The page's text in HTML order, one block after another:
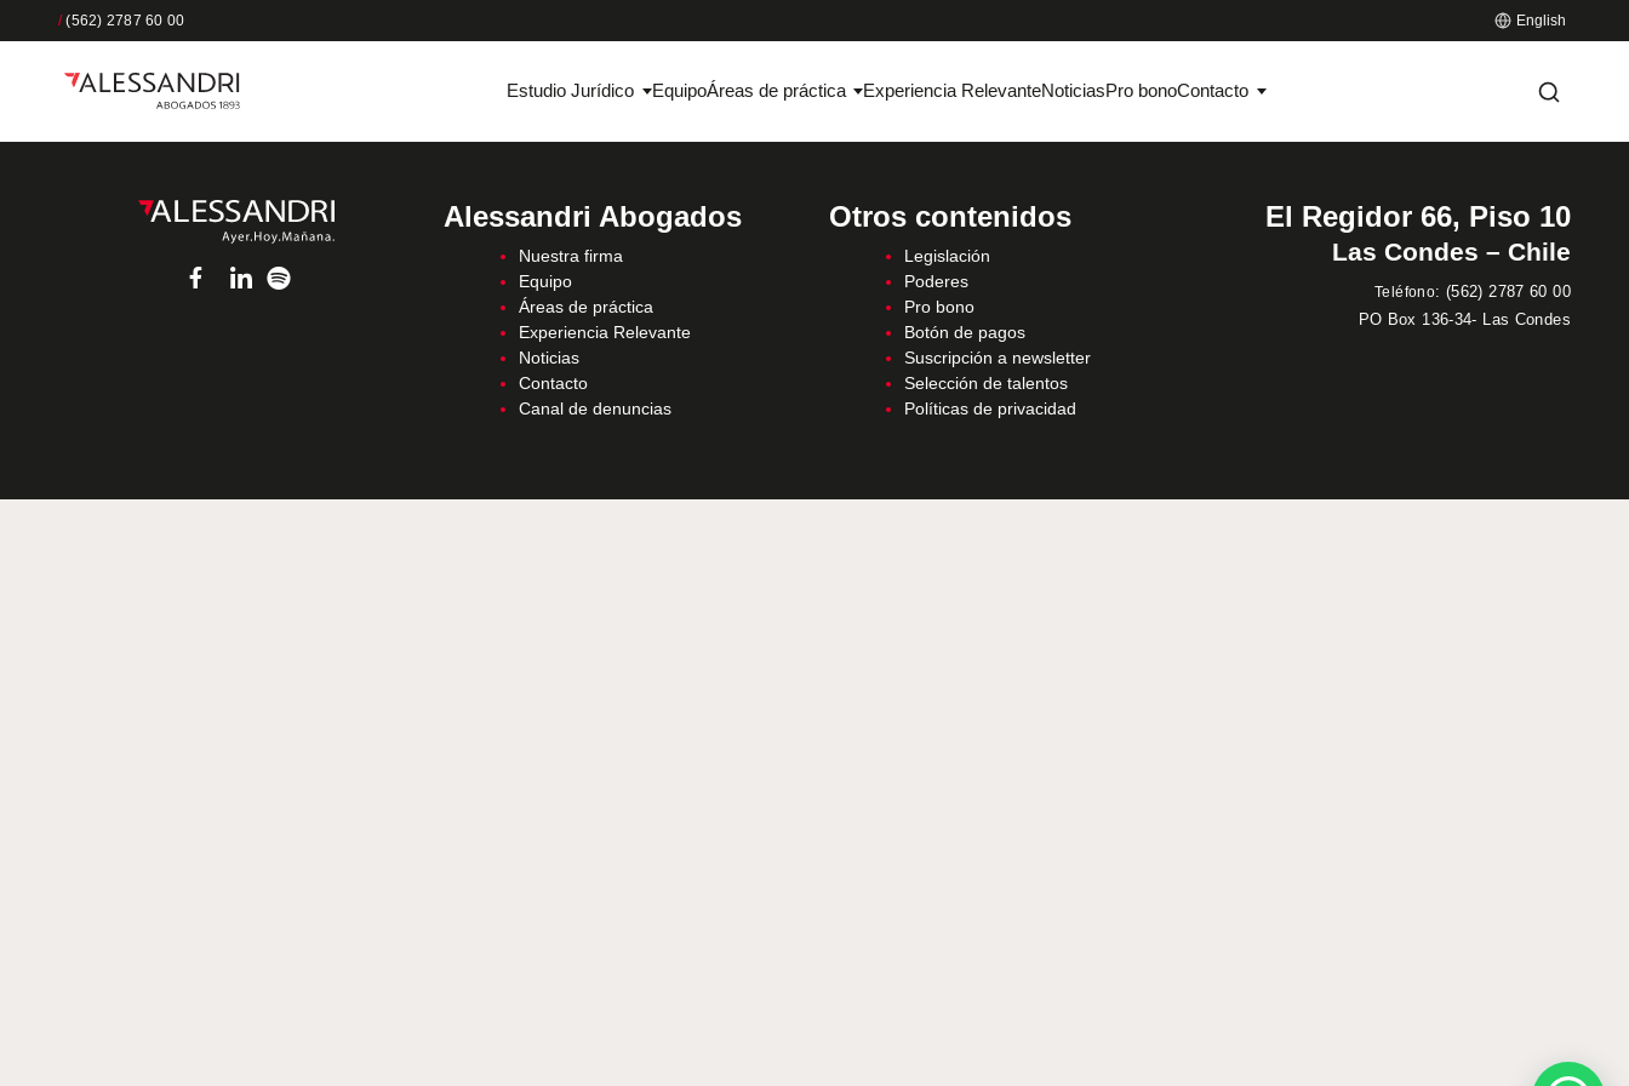
/(562) 2787 60 00 English
Estudio Jurídico EquipoÁreas de práctica Experiencia RelevanteNoticiasPro bonoContacto
Alessandri Abogados
Nuestra firma
Equipo
Áreas de práctica
Experiencia Relevante
Noticias
Contacto
Canal de denuncias
Otros contenidos
Legislación
Poderes
Pro bono
Botón de pagos
Suscripción a newsletter
Selección de talentos
Políticas de privacidad
El Regidor 66, Piso 10
Las Condes – Chile
Teléfono: (562) 2787 60 00
PO Box 136-34- Las Condes